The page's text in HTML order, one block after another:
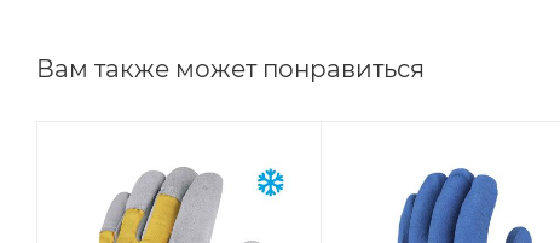
Вам также может понравиться